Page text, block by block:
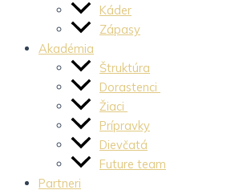
Káder
Zápasy
Akadémia
Štruktúra
Dorastenci
Žiaci
Prípravky
Dievčatá
Future team
Partneri